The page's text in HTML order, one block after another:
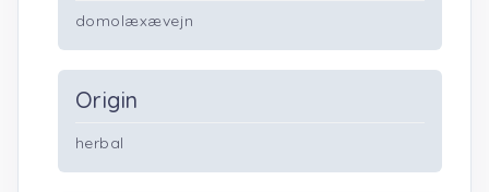
domolæxævejn
Origin
herbal